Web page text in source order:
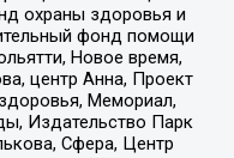
охраны здоровья и
фонд помощи
Новое время,
центр Анна, Проект
Мемориал,
Издательство Парк
Сфера, Центр